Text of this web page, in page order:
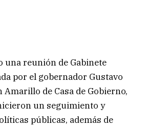
una reunión de Gabinete
por el gobernador Gustavo
Amarillo de Casa de Gobierno,
un seguimiento y
públicas, además de